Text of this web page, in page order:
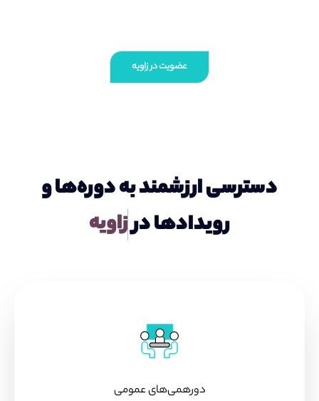
عضویت در زاویه
دسترسی ارزشمند به دوره‌ها و
رویدادها درزاویه
دورهمی‌های عمومی